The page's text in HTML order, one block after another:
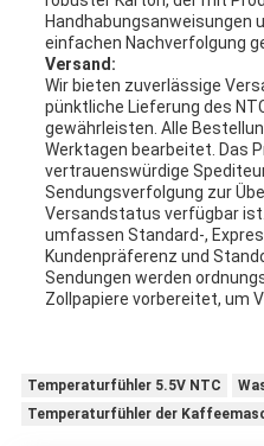
Handhabungsanweisungen
einfachen Nachverfolgung
Versand:
Wir bieten zuverlässige
pünktliche Lieferung des
gewährleisten. Alle
Werktagen bearbeitet. Das
vertrauenswürdige
Sendungsverfolgung zur
Versandstatus verfügbar
umfassen Standard-,
Kundenpräferenz und
Sendungen werden
Zollpapiere vorbereitet, um
Temperaturfühler 5.5V NTC
Temperaturfühler der